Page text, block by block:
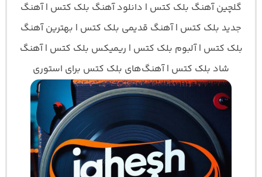
گلچین آهنگ بلک کتس | دانلود آهنگ بلک کتس | آهنگ
جدید بلک کتس | آهنگ قدیمی بلک کتس | بهترین آهنگ
بلک کتس | آلبوم بلک کتس | ریمیکس بلک کتس | آهنگ
شاد بلک کتس | آهنگ‌های بلک کتس برای استوری